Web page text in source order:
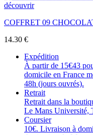
découvrir
COFFRET 09
14.30 €
Expédition
À partir de 15€43
domicile en France
48h (jours ouvrés).
Retrait
Retrait dans la
Le Mans Université,
Coursier
10€. Livraison à